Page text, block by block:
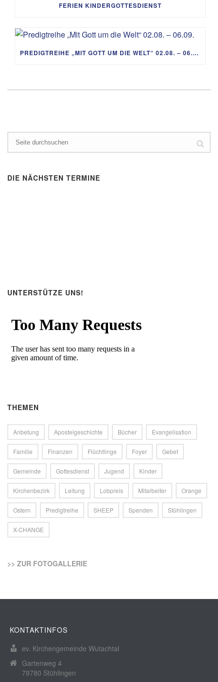
FERIEN KINDERGOTTESDIENST
PREDIGTREIHE „MIT GOTT UM DIE WELT“ 02.08. – 06.09.
DIE NÄCHSTEN TERMINE
UNTERSTÜTZE UNS!
THEMEN
Anbetung Apostelgeschichte Bücher Evangelisation
Familie Finanzen Flüchtlinge Foyer Gebet
Gemeinde Gottesdienst Jugend Kinder
Kirchenbezirk Leitung Lobpreis Mitarbeiter Orange
Ostern Predigtreihe SHEEP Spenden Stühlingen
X-CHANGE
>> ZUR FOTOGALLERIE
KONTAKTINFOS
ev. Kirchengemeinde Wutachtal
Gartenweg 4
79780 Stühlingen